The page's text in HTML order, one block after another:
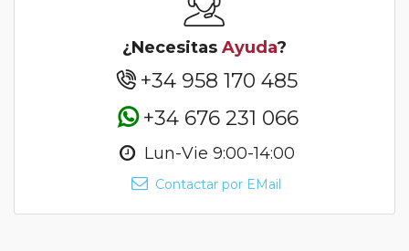
¿Necesitas Ayuda?
+34 958 170 485
+34 676 231 066
Lun-Vie 9:00-14:00
Contactar por EMail